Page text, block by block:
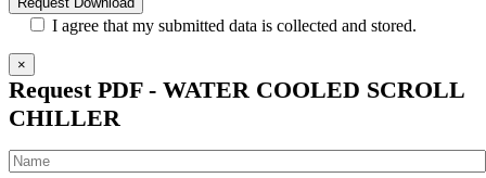
I agree that my submitted data is collected and stored.
×
Request PDF - WATER COOLED SCROLL
CHILLER